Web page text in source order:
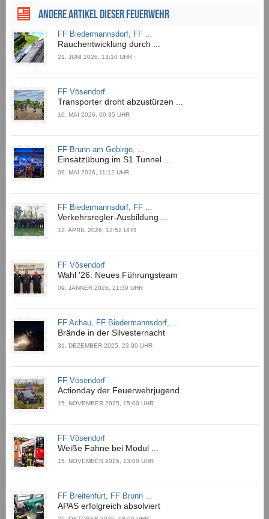
ANDERE ARTIKEL DIESER FEUERWEHR
FF Biedermannsdorf, FF ...
Rauchentwicklung durch ...
21. JUNI 2026, 13:10 UHR
FF Vösendorf
Transporter droht abzustürzen ...
10. MAI 2026, 00:35 UHR
FF Brunn am Gebirge, ...
Einsatzübung im S1 Tunnel ...
09. MAI 2026, 11:12 UHR
FF Biedermannsdorf, FF ...
Verkehrsregler-Ausbildung ...
12. APRIL 2026, 12:52 UHR
FF Vösendorf
Wahl '26: Neues Führungsteam
09. JÄNNER 2026, 21:30 UHR
FF Achau, FF Biedermannsdorf, ...
Brände in der Silvesternacht
31. DEZEMBER 2025, 23:00 UHR
FF Vösendorf
Actionday der Feuerwehrjugend
15. NOVEMBER 2025, 15:00 UHR
FF Vösendorf
Weiße Fahne bei Modul ...
15. NOVEMBER 2025, 13:00 UHR
FF Breitenfurt, FF Brunn ...
APAS erfolgreich absolviert